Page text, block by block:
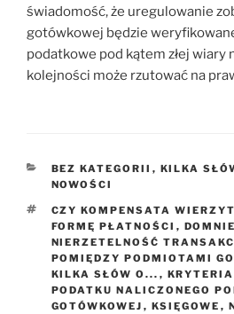
świadomość, że uregulowanie
gotówkowej będzie
podatkowe pod kątem złej wiary
kolejności może rzutować na
KATEGORIE
BEZ KATEGORII , KILKA
NOWOŚCI
TAGI
CZY KOMPENSATA
FORMĘ PŁATNOŚCI ,
NIERZETELNOŚĆ
POMIĘDZY PODMIOTAMI
KILKA SŁÓW O... ,
PODATKU NALICZONEGO
GOTÓWKOWEJ , KSIĘGOWE ,